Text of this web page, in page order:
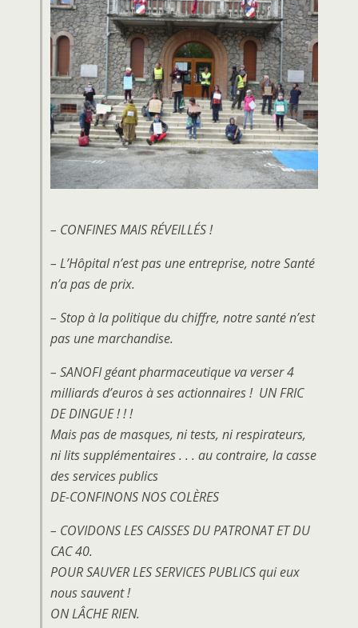
– CONFINES MAIS RÉVEILLÉS !
– L’Hôpital n’est pas une entreprise, notre Santé
n’a pas de prix.
– Stop à la politique du chiffre, notre santé n’est
pas une marchandise.
– SANOFI géant pharmaceutique va verser 4
milliards d’euros à ses actionnaires ! UN FRIC
DE DINGUE ! ! !
Mais pas de masques, ni tests, ni respirateurs,
ni lits supplémentaires . . . au contraire, la casse
des services publics
DE-CONFINONS NOS COLÈRES
– COVIDONS LES CAISSES DU PATRONAT ET DU
CAC 40.
POUR SAUVER LES SERVICES PUBLICS qui eux
nous sauvent !
ON LÂCHE RIEN.